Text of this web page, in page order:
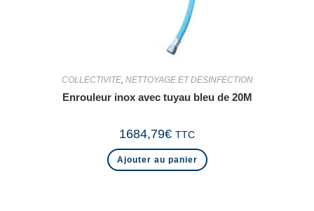
COLLECTIVITE, NETTOYAGE ET DESINFECTION
Enrouleur inox avec tuyau bleu de 20M
1684,79€ TTC
Ajouter au panier